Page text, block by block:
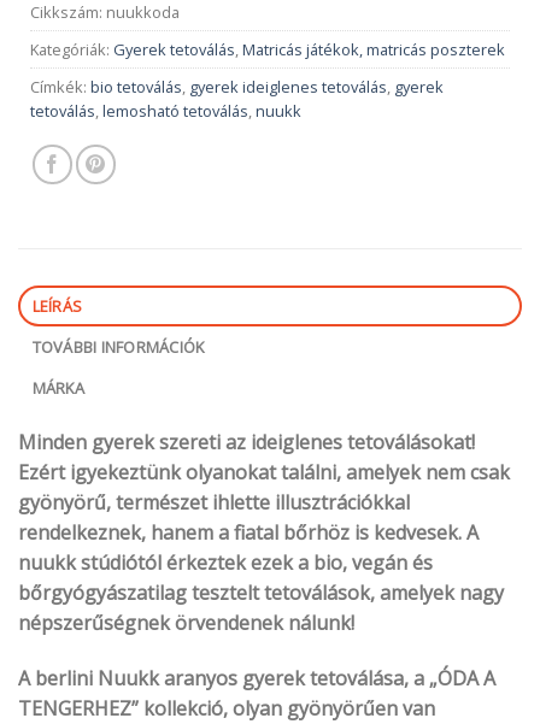
Cikkszám: nuukkoda
Kategóriák: Gyerek tetoválás,Matricás játékok, matricás poszterek
Címkék: bio tetoválás, gyerek ideiglenes tetoválás, gyerek
tetoválás,lemosható tetoválás,nuukk
LEÍRÁS
TOVÁBBI INFORMÁCIÓK
MÁRKA
Minden gyerek szereti az ideiglenes tetoválásokat!
Ezért igyekeztünk olyanokat találni, amelyek nem csak
gyönyörű, természet ihlette illusztrációkkal
rendelkeznek, hanem a fiatal bőrhöz is kedvesek. A
nuukk stúdiótól érkeztek ezek a bio, vegán és
bőrgyógyászatilag tesztelt tetoválások, amelyek nagy
népszerűségnek örvendenek nálunk!
A berlini Nuukk aranyos gyerek tetoválása, a „ÓDA A
TENGERHEZ” kollekció, olyan gyönyörűen van